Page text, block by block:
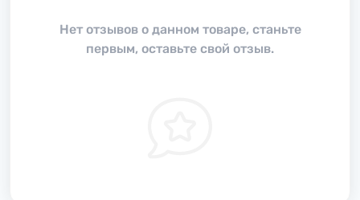
Нет отзывов о данном товаре, станьте
первым, оставьте свой отзыв.